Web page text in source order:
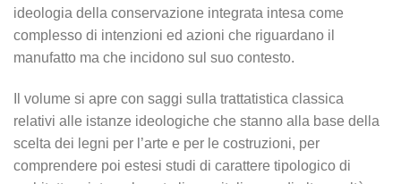
ideologia della conservazione integrata intesa come
complesso di intenzioni ed azioni che riguardano il
manufatto ma che incidono sul suo contesto.
Il volume si apre con saggi sulla trattatistica classica
relativi alle istanze ideologiche che stanno alla base della
scelta dei legni per l’arte e per le costruzioni, per
comprendere poi estesi studi di carattere tipologico di